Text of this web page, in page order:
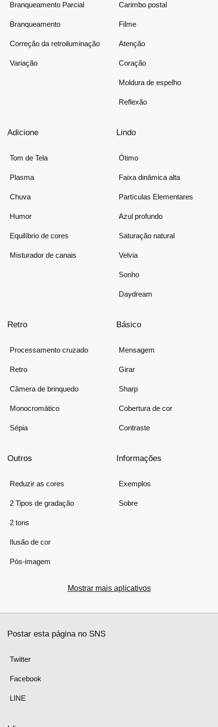
Branqueamento Parcial
Branqueamento
Correção da retroiluminação
Variação
Carimbo postal
Filme
Atenção
Coração
Moldura de espelho
Reflexão
Adicione
Tom de Tela
Plasma
Chuva
Humor
Equilíbrio de cores
Misturador de canais
Lindo
Ótimo
Faixa dinâmica alta
Partículas Elementares
Azul profundo
Saturação natural
Velvia
Sonho
Daydream
Retro
Processamento cruzado
Retro
Câmera de brinquedo
Monocromático
Sépia
Básico
Mensagem
Girar
Sharp
Cobertura de cor
Contraste
Outros
Reduzir as cores
2 Tipos de gradação
2 tons
Ilusão de cor
Pós-imagem
Informações
Exemplos
Sobre
Mostrar mais aplicativos
Postar esta página no SNS
Twitter
Facebook
LINE